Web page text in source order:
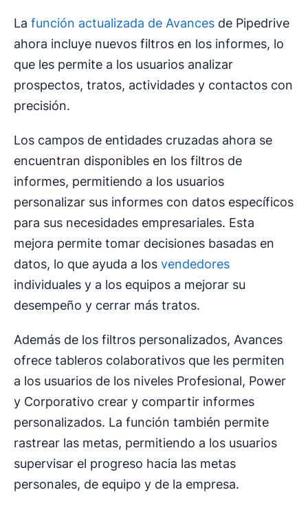
La función actualizada de Avances de Pipedrive
ahora incluye nuevos filtros en los informes, lo
que les permite a los usuarios analizar
prospectos, tratos, actividades y contactos con
precisión.
Los campos de entidades cruzadas ahora se
encuentran disponibles en los filtros de
informes, permitiendo a los usuarios
personalizar sus informes con datos específicos
para sus necesidades empresariales. Esta
mejora permite tomar decisiones basadas en
datos, lo que ayuda a los vendedores
individuales y a los equipos a mejorar su
desempeño y cerrar más tratos.
Además de los filtros personalizados, Avances
ofrece tableros colaborativos que les permiten
a los usuarios de los niveles Profesional, Power
y Corporativo crear y compartir informes
personalizados. La función también permite
rastrear las metas, permitiendo a los usuarios
supervisar el progreso hacia las metas
personales, de equipo y de la empresa.